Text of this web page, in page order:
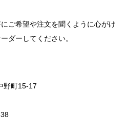
ご希望や注文を聞くように心がけ
ダーしてください。
野町15-17